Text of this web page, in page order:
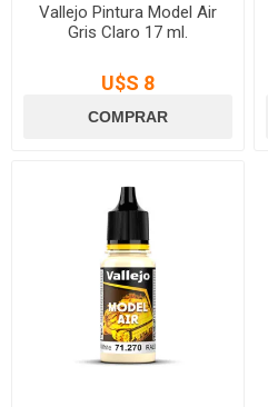
Vallejo Pintura Model Air
Gris Claro 17 ml.
U$S 8